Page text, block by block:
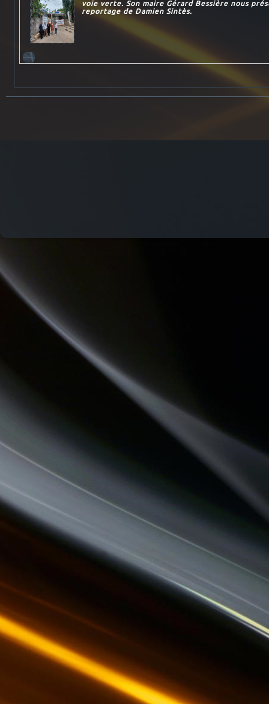
voie verte. Son maire Gérard Bessière nous
reportage de Damien Sintès.